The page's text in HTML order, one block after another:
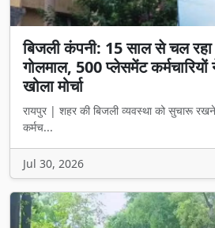
बिजली कंपनी: 15 साल से चल
गोलमाल, 500 प्लेसमेंट
खोला मोर्चा
रायपुर | शहर की बिजली व्यवस्था को सुचारू
कर्मच...
Jul 30, 2026